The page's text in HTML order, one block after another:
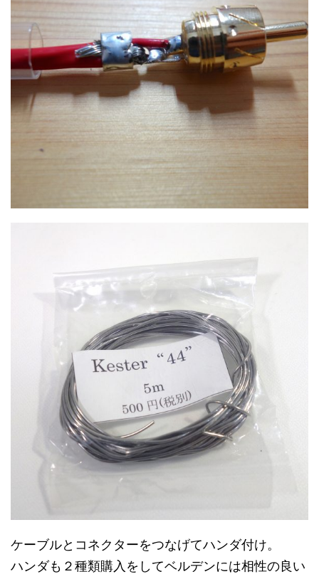
ケーブルとコネクターをつなげてハンダ付け。
ハンダも２種類購入をしてベルデンには相性の良い